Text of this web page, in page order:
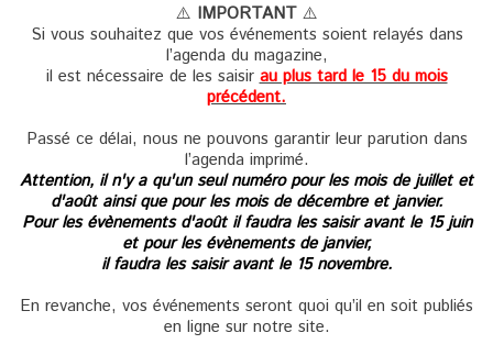
⚠️ IMPORTANT⚠️
Si vous souhaitez que vos événements soient relayés dans
l’agenda du magazine,
il est nécessaire de les saisir au plus tard le 15 du mois
précédent.
Passé ce délai, nous ne pouvons garantir leur parution dans
l’agenda imprimé.
Attention, il n'y a qu'un seul numéro pour les mois de juillet et
d'août ainsi que pour les mois de décembre et janvier.
Pour les évènements d'août il faudra les saisir avant le 15 juin
et pour les évènements de janvier,
il faudra les saisir avant le 15 novembre.
En revanche, vos événements seront quoi qu’il en soit publiés
en ligne sur notre site.